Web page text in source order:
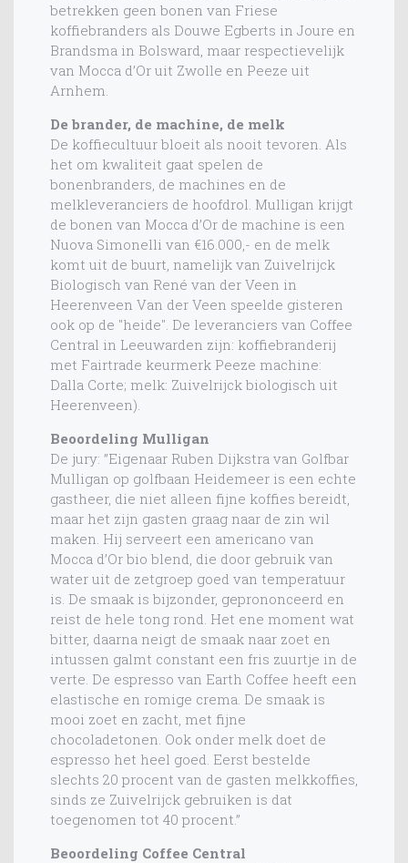
betrekken geen bonen van Friese
koffiebranders als Douwe Egberts in Joure en
Brandsma in Bolsward, maar respectievelijk
van Mocca d’Or uit Zwolle en Peeze uit
Arnhem.
De brander, de machine, de melk
De koffiecultuur bloeit als nooit tevoren. Als
het om kwaliteit gaat spelen de
bonenbranders, de machines en de
melkleveranciers de hoofdrol. Mulligan krijgt
de bonen van Mocca d’Or de machine is een
Nuova Simonelli van €16.000,- en de melk
komt uit de buurt, namelijk van Zuivelrijck
Biologisch van René van der Veen in
Heerenveen Van der Veen speelde gisteren
ook op de "heide". De leveranciers van Coffee
Central in Leeuwarden zijn: koffiebranderij
met Fairtrade keurmerk Peeze machine:
Dalla Corte; melk: Zuivelrijck biologisch uit
Heerenveen).
Beoordeling Mulligan
De jury: ”Eigenaar Ruben Dijkstra van Golfbar
Mulligan op golfbaan Heidemeer is een echte
gastheer, die niet alleen fijne koffies bereidt,
maar het zijn gasten graag naar de zin wil
maken. Hij serveert een americano van
Mocca d’Or bio blend, die door gebruik van
water uit de zetgroep goed van temperatuur
is. De smaak is bijzonder, geprononceerd en
reist de hele tong rond. Het ene moment wat
bitter, daarna neigt de smaak naar zoet en
intussen galmt constant een fris zuurtje in de
verte. De espresso van Earth Coffee heeft een
elastische en romige crema. De smaak is
mooi zoet en zacht, met fijne
chocoladetonen. Ook onder melk doet de
espresso het heel goed. Eerst bestelde
slechts 20 procent van de gasten melkkoffies,
sinds ze Zuivelrijck gebruiken is dat
toegenomen tot 40 procent.”
Beoordeling Coffee Central